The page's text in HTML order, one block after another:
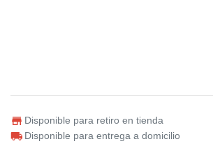
Disponible para retiro en tienda
Disponible para entrega a domicilio